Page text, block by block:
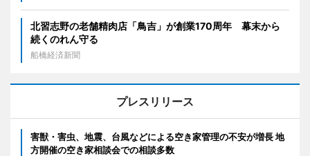
北習志野の老舗精肉店「鳥吉」が創業170周年 幕末から
続くのれん守る
船橋経済新聞
プレスリリース
害獣・害虫、地震、台風などによる空き家管理の不安が増長 地
方開催の空き家相談会での相談多数